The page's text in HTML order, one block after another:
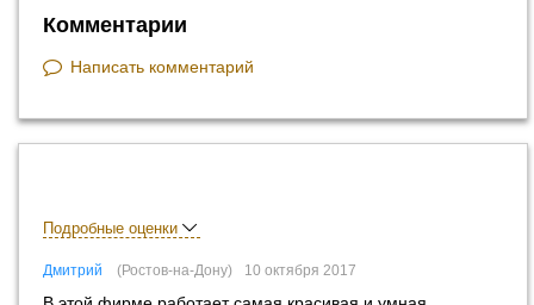
Комментарии
Написать комментарий
Подробные оценки
Дмитрий Ростов-на-Дону 10 октября 2017